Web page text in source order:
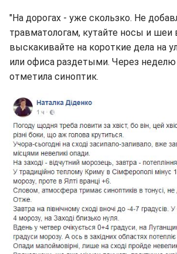
"На дорогах - уже скользко. Не
травматологам, кутайте носы и шеи
выскакивайте на короткие дела на
или офиса раздетыми. Через
отметила синоптик.